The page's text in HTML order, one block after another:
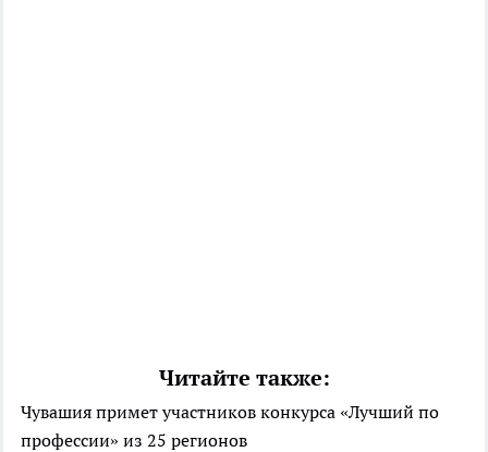
Читайте также:
Чувашия примет участников конкурса «Лучший по
профессии» из 25 регионов